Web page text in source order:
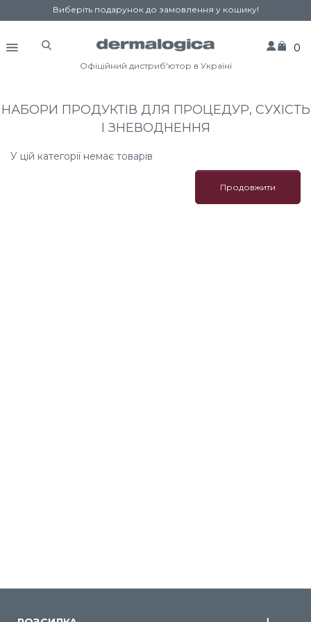
Виберіть подарунок до замовлення у кошику!
0
Офіційний дистриб'ютор в Україні
НАБОРИ ПРОДУКТІВ ДЛЯ ПРОЦЕДУР, СУХІСТЬ
І ЗНЕВОДНЕННЯ
У цій категорії немає товарів
Продовжити